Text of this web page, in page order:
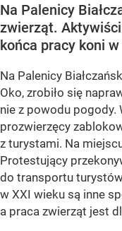
Na Palenicy
zwierząt.
końca pracy koni
Na Palenicy
Oko, zrobiło się
nie z powodu pogody.
prozwierzęcy
z turystami. Na
Protestujący
do transportu
w XXI wieku są inne
a praca zwierząt jest